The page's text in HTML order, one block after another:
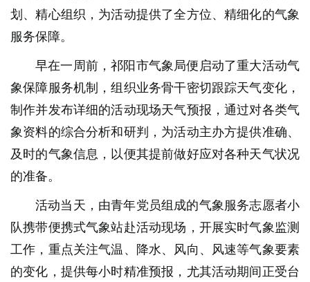
划、精心组织，为活动提供了全方位、精细化的气象
服务保障。
早在一周前，祁阳市气象局便启动了重大活动气
象保障服务机制，组织业务骨干密切跟踪天气变化，
制作并发布详细的活动现场天气预报，通过对各类气
象资料的综合分析和研判，为活动主办方提供准确、
及时的气象信息，以便其提前做好应对各种天气状况
的准备。
活动当天，由青年党员组成的气象服务志愿者小
队携带便携式气象站赴活动现场，开展实时气象监测
工作，重点关注气温、降水、风向、风速等气象要素
的变化，提供每小时精准预报，尤其活动期间正受台